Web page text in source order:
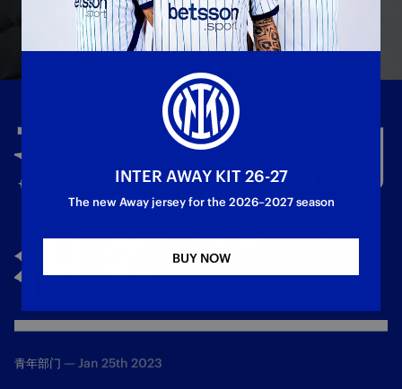
齐沃：“我们
已经进步了
很多”
青年部门 — Jan 25th 2023
INTER AWAY KIT 26-27
The new Away jersey for the 2026–2027 season
BUY NOW